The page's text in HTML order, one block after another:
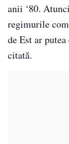
anii ‘80.
regimurile
de Est ar
citată.